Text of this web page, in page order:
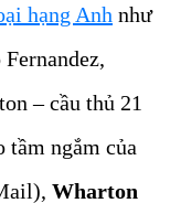
hạng Anh như
– cầu thủ 21
ngắm của
Wharton